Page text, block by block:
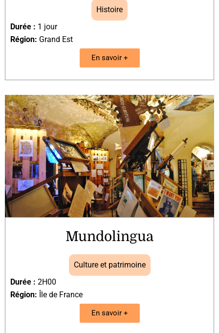
Histoire
Durée : 1 jour
Région: Grand Est
En savoir +
Mundolingua
Culture et patrimoine
Durée : 2H00
Région: Île de France
En savoir +